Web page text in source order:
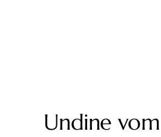
Mutter: Nomi zur Gösselnalm